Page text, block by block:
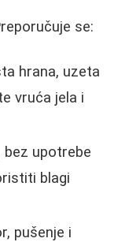
se:
hrana, uzeta
vruća jela i
bez upotrebe
blagi
pušenje i